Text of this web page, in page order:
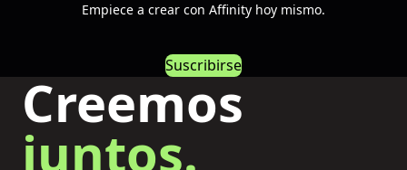
Empiece a crear con Affinity hoy mismo.
Suscribirse
Creemos
juntos.